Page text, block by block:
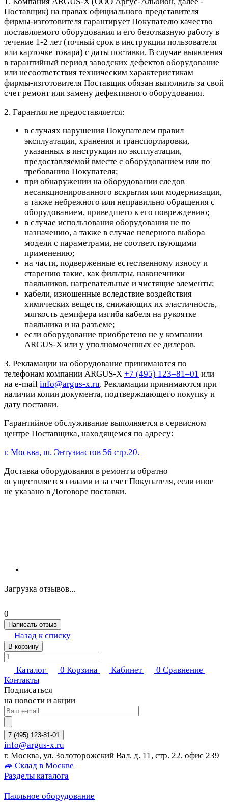
Поставщик) на правах официального представителя
фирмы-изготовителя гарантирует Покупателю качество
поставляемого оборудования и его безотказную работу в
течение 1-2 лет (точный срок в инструкции пользователя
или карточке товара) с даты поставки. В случае выявления
в гарантийный период заводских дефектов оборудование
или несоответствия техническим характеристикам
фирмы-изготовителя Поставщик обязан выполнить за свой
счет ремонт или замену дефективного оборудования.
2. Гарантия не предоставляется:
в случаях нарушения Покупателем правил
эксплуатации, хранения и транспортировки,
указанных в инструкции по эксплуатации,
предоставляемой вместе с оборудованием или по
требованию Покупателя;
при обнаружении на оборудовании следов
несанкционированного вскрытия или модернизации,
а также небрежного или неправильно обращения с
оборудованием, приведшего к его повреждению;
в случае использования оборудования не по
назначению, а также в случае неверного выбора
модели с параметрами, не соответствующими
применению;
на части, подверженные естественному износу и
старению такие, как фильтры, наконечники
паяльников, нагревательные и чистящие элементы;
кабели, изношенные вследствие воздействия
химических веществ, снижающих их эластичность,
мягкость демпфера изгиба кабеля на рукоятке
паяльника и на разъеме;
если оборудование приобретено не у компании
ARGUS-X или у уполномоченных ее дилеров.
3. Рекламации на оборудование принимаются по
телефонам компании ARGUS-X +7 (495) 123–81–01 или
на e-mail info@argus-x.ru. Рекламации принимаются при
наличии копии документа, подтверждающего покупку и
дату поставки.
Гарантийное обслуживание выполняется в сервисном
центре Поставщика, находящемся по адресу:
г. Москва, ш. Энтузиастов 56 стр.20.
Доставка оборудования в ремонт и обратно
осуществляется силами и за счет Покупателя, если иное
не указано в Договоре поставки.
Загрузка отзывов...
0
Написать отзыв
Назад к списку
В корзину
Каталог 0 Корзина Кабинет 0 Сравнение
Контакты
Подписаться
на новости и акции
7 (495) 123-81-01
info@argus-x.ru
г. Москва, ул. Золоторожский Вал, д. 11, стр. 22, офис 239
🚙 Склад в Москве
Разделы каталога
Паяльное оборудование